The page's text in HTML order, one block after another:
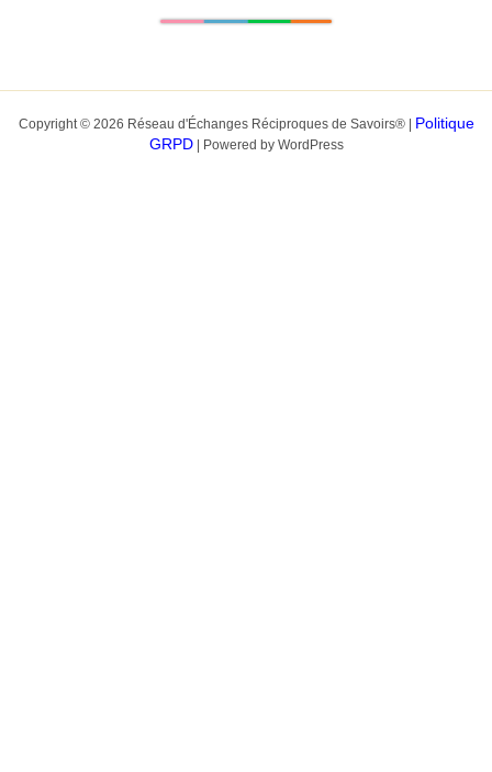
Copyright © 2026 Réseau d'Échanges Réciproques de Savoirs® |
Politique
GRPD| Powered by WordPress